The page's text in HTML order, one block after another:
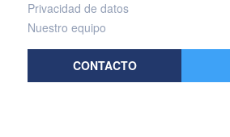
Privacidad de datos
Nuestro equipo
CONTACTO